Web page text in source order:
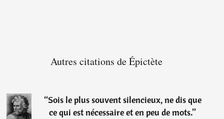
Autres citations de Épictète
“Sois le plus souvent silencieux, ne dis que
ce qui est nécessaire et en peu de mots.”